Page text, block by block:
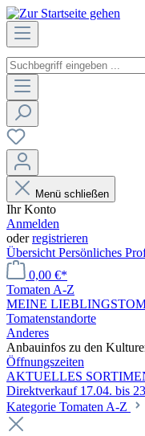
Menü schließen
Ihr Konto
Anmelden
oderregistrieren
Übersicht Persönliches
0,00 €*
Tomaten A-Z
MEINE
Tomatenstandorte
Anderes
Anbauinfos zu den
Öffnungszeiten
AKTUELLES
Direktverkauf 17.04. bis
Kategorie Tomaten A-Z